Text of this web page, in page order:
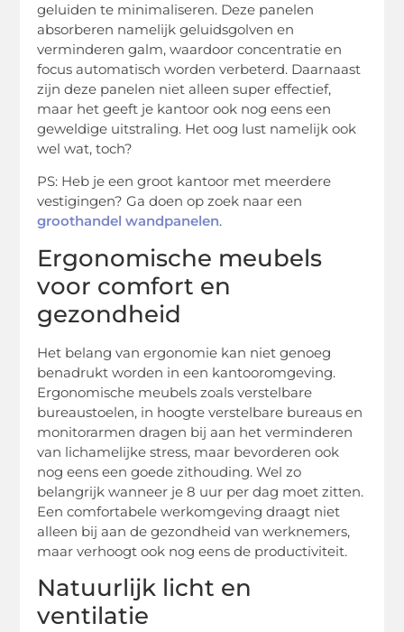
geluiden te minimaliseren. Deze panelen
absorberen namelijk geluidsgolven en
verminderen galm, waardoor concentratie en
focus automatisch worden verbeterd. Daarnaast
zijn deze panelen niet alleen super effectief,
maar het geeft je kantoor ook nog eens een
geweldige uitstraling. Het oog lust namelijk ook
wel wat, toch?
PS: Heb je een groot kantoor met meerdere
vestigingen? Ga doen op zoek naar een
groothandel wandpanelen.
Ergonomische meubels
voor comfort en
gezondheid
Het belang van ergonomie kan niet genoeg
benadrukt worden in een kantooromgeving.
Ergonomische meubels zoals verstelbare
bureaustoelen, in hoogte verstelbare bureaus en
monitorarmen dragen bij aan het verminderen
van lichamelijke stress, maar bevorderen ook
nog eens een goede zithouding. Wel zo
belangrijk wanneer je 8 uur per dag moet zitten.
Een comfortabele werkomgeving draagt niet
alleen bij aan de gezondheid van werknemers,
maar verhoogt ook nog eens de productiviteit.
Natuurlijk licht en
ventilatie